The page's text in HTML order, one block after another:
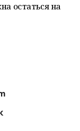
остаться на